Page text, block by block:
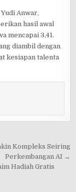
Anwar,
hasil awal
mencapai 3,41.
diambil dengan
kesiapan talenta
Kompleks Seiring
Perkembangan AI →
Hadiah Gratis